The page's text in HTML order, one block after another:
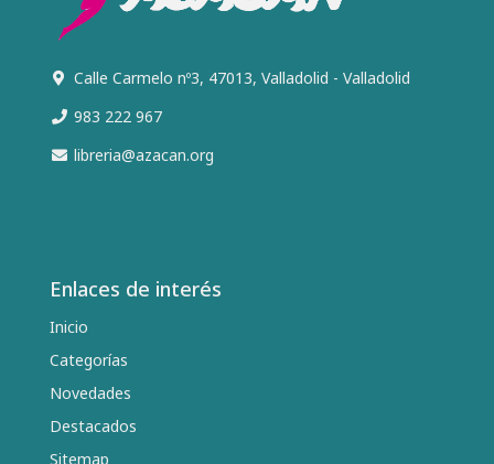
Calle Carmelo nº3, 47013, Valladolid - Valladolid
983 222 967
libreria@azacan.org
Enlaces de interés
Inicio
Categorías
Novedades
Destacados
Sitemap